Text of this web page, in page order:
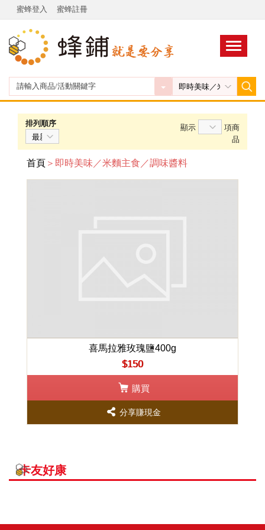
蜜蜂登入 蜜蜂註冊
排列順序 顯示
項商
品
首頁 ＞即時美味／米麵主食／調味醬料
喜馬拉雅玫瑰鹽400g
$150
購買
分享賺現金
卡友好康